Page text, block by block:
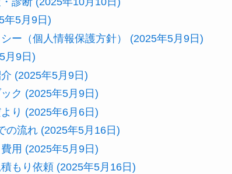
年5月9日)
ー（個人情報保護方針） (2025年5月9日)
月9日)
(2025年5月9日)
ク (2025年5月9日)
り (2025年6月6日)
の流れ (2025年5月16日)
用 (2025年5月9日)
もり依頼 (2025年5月16日)